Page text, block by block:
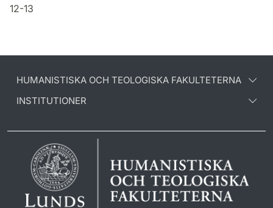
12-13
HUMANISTISKA OCH TEOLOGISKA FAKULTETERNA
INSTITUTIONER